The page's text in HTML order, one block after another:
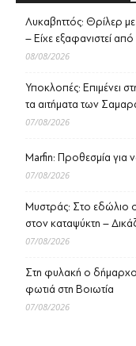
Λυκαβηττός: Θρίλερ
– Είχε εξαφανιστεί
08/08/2026
Υποκλοπές: Επιμένει
τα αιτήματα των
07/08/2026
Marfin: Προθεσμία για
07/08/2026
Μυστράς: Στο εδώλιο
στον καταψύκτη –
07/08/2026
Στη φυλακή ο
φωτιά στη Βοιωτία
07/08/2026